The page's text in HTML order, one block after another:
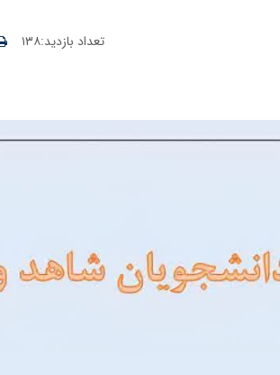
تعداد بازدید:۱۳۸